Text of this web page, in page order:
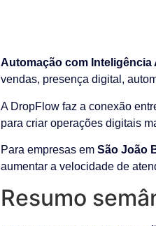
Automação com
vendas, presença digital,
A DropFlow faz a conexão
para criar operações digitais
Para empresas em São João
aumentar a velocidade de
Resumo